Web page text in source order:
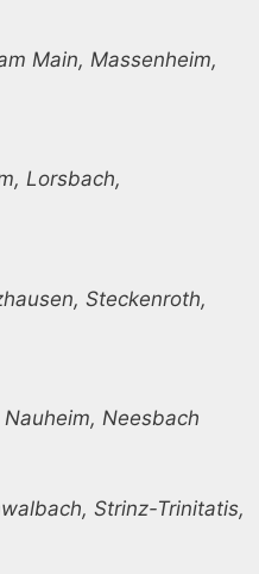
Main, Massenheim,
Lorsbach,
Steckenroth,
Neesbach
Strinz-Trinitatis,